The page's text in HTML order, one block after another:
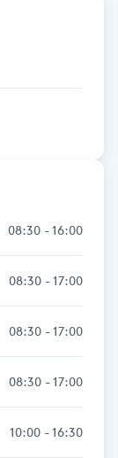
08:30 - 16:00
08:30 - 17:00
08:30 - 17:00
08:30 - 17:00
10:00 - 16:30